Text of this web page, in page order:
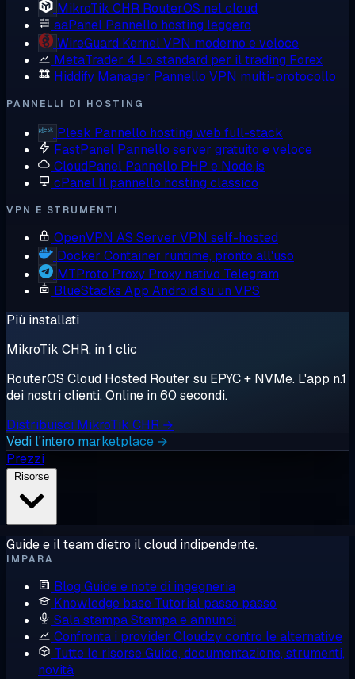
MikroTik CHR RouterOS nel cloud
aaPanel Pannello hosting leggero
WireGuard Kernel VPN moderno e veloce
MetaTrader 4 Lo standard per il trading Forex
Hiddify Manager Pannello VPN multi-protocollo
PANNELLI DI HOSTING
Plesk Pannello hosting web full-stack
FastPanel Pannello server gratuito e veloce
CloudPanel Pannello PHP e Node.js
cPanel Il pannello hosting classico
VPN E STRUMENTI
OpenVPN AS Server VPN self-hosted
Docker Container runtime, pronto all'uso
MTProto Proxy Proxy nativo Telegram
BlueStacks App Android su un VPS
Più installati
MikroTik CHR, in 1 clic
RouterOS Cloud Hosted Router su EPYC + NVMe. L'app n.1
dei nostri clienti. Online in 60 secondi.
Distribuisci MikroTik CHR →
Vedi l'intero marketplace →
Prezzi
Guide e il team dietro il cloud indipendente.
IMPARA
Blog Guide e note di ingegneria
Knowledge base Tutorial passo passo
Sala stampaStampa e annunci
Confronta i provider Cloudzy contro le alternative
Tutte le risorseGuide, documentazione, strumenti,
novità